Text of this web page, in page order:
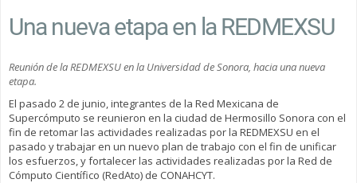
Una nueva etapa en la REDMEXSU
Reunión de la REDMEXSU en la Universidad de Sonora, hacia una nueva
etapa.
El pasado 2 de junio, integrantes de la Red Mexicana de
Supercómputo se reunieron en la ciudad de Hermosillo Sonora con el
fin de retomar las actividades realizadas por la REDMEXSU en el
pasado y trabajar en un nuevo plan de trabajo con el fin de unificar
los esfuerzos, y fortalecer las actividades realizadas por la Red de
Cómputo Científico (RedAto) de CONAHCYT.